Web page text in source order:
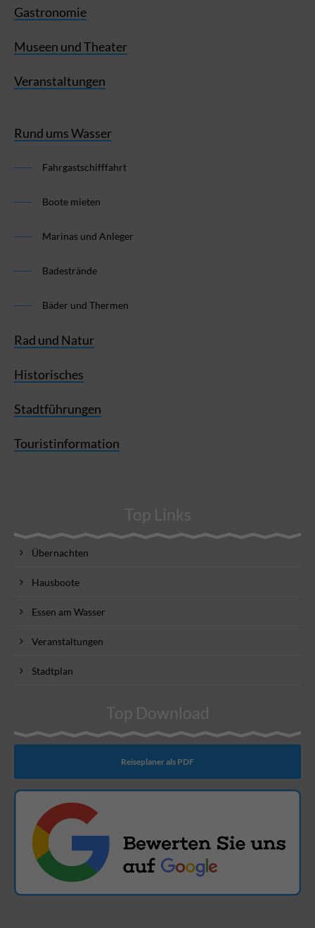
Gastronomie
Museen und Theater
Veranstaltungen
Rund ums Wasser
Fahrgastschifffahrt
Boote mieten
Marinas und Anleger
Badestrände
Bäder und Thermen
Rad und Natur
Historisches
Stadtführungen
Touristinformation
Top Links
Übernachten
Hausboote
Essen am Wasser
Veranstaltungen
Stadtplan
Top Download
Reiseplaner als PDF